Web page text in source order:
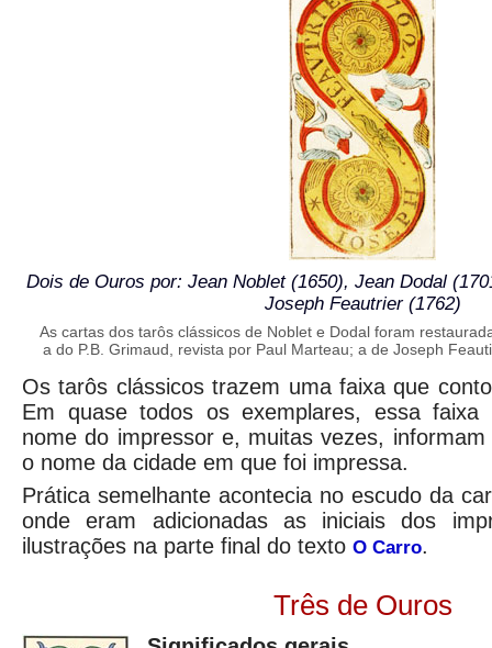
Dois de Ouros por: Jean Noblet (1650), Jean Dodal
Joseph Feautrier (1762)
As cartas dos tarôs clássicos de Noblet e Dodal foram
a do P.B. Grimaud, revista por Paul Marteau; a de Joseph
Os tarôs clássicos trazem uma faixa que
Em quase todos os exemplares, essa
nome do impressor e, muitas vezes,
o nome da cidade em que foi impressa.
Prática semelhante acontecia no escudo da
onde eram adicionadas as iniciais dos
ilustrações na parte final do texto O Carro.
Três de Ouros